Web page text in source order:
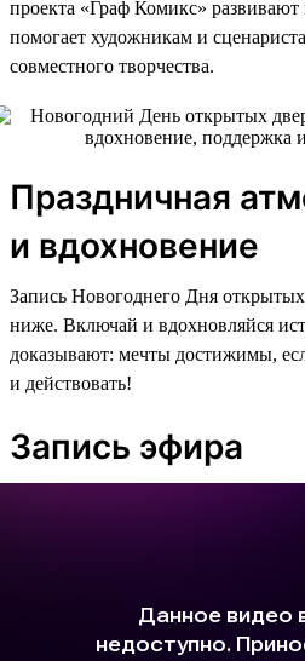
проекта «Граф Комикс» развивают
помогает художникам и
совместного творчества.
Праздничная
и вдохновение
Запись Новогоднего Дня
ниже. Включай и вдохновляйся
доказывают: мечты достижимы,
и действовать!
Запись эфира